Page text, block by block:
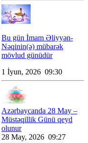
Bu gün İmam Əliyyən-
Nəqinin(ə) mübarək
mövlud günüdür
1 İyun, 2026 09:30
Azərbaycanda 28 May –
Müstəqillik Günü qeyd
olunur
28 May, 2026 09:27